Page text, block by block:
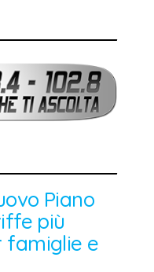
Piano
più
famiglie e